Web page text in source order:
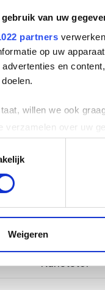
van uw
partners
op uw
advertenties en
willen we ook
verzamelen over uw
identificeren door
hoe uw persoonlijke
op elk moment
te analyseren. Ook
en analyse. Deze
Weigeren
Staal
Nee
verzinkt)
Overig
Kunststof